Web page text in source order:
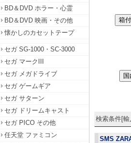
BD＆DVD ホラー・心霊
BD＆DVD 映画・その他
懐かしのカセットテープ
セガ SG-1000・SC-3000
セガ マークIII
セガ メガドライブ
セガ ゲームギア
セガ サターン
セガ ドリームキャスト
セガ PICO その他
任天堂 ファミコン
箱
検索条件[
SMS